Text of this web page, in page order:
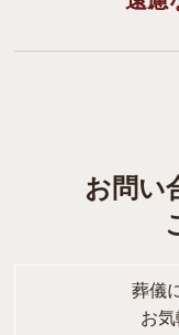
お問い
葬儀
お気